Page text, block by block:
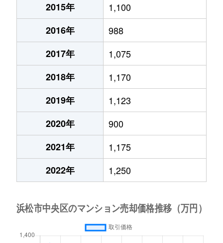
2015年
1,100
2016年
988
2017年
1,075
2018年
1,170
2019年
1,123
2020年
900
2021年
1,175
2022年
1,250